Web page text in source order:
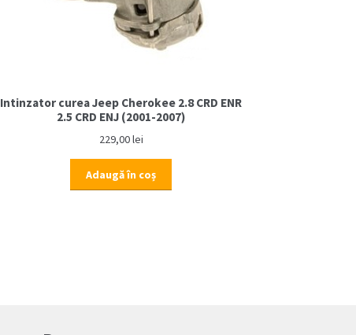
Intinzator curea Jeep Cherokee 2.8 CRD ENR
2.5 CRD ENJ (2001-2007)
229,00lei
Adaugă în coș